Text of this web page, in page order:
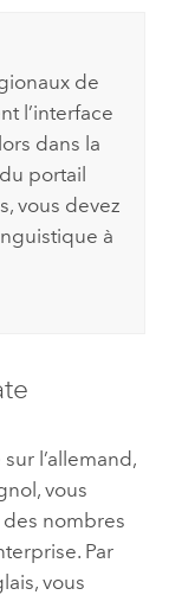
de
l’interface
dans la
portail
vous devez
à
l’allemand,
vous
nombres
. Par
vous